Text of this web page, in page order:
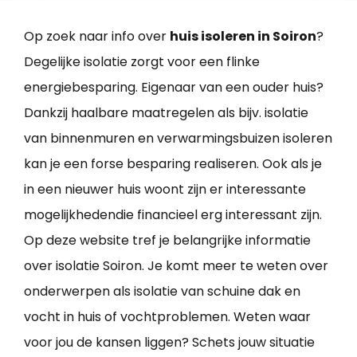
Op zoek naar info over huis isoleren in Soiron?
Degelijke isolatie zorgt voor een flinke
energiebesparing. Eigenaar van een ouder huis?
Dankzij haalbare maatregelen als bijv. isolatie
van binnenmuren en verwarmingsbuizen isoleren
kan je een forse besparing realiseren. Ook als je
in een nieuwer huis woont zijn er interessante
mogelijkhedendie financieel erg interessant zijn.
Op deze website tref je belangrijke informatie
over isolatie Soiron. Je komt meer te weten over
onderwerpen als isolatie van schuine dak en
vocht in huis of vochtproblemen. Weten waar
voor jou de kansen liggen? Schets jouw situatie